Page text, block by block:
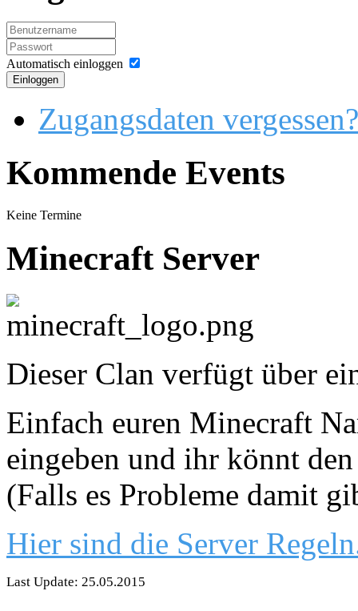
Automatisch einloggen
Einloggen
Zugangsdaten vergessen?
Kommende Events
Keine Termine
Minecraft Server
Dieser Clan verfügt über
Einfach euren Minecraft
eingeben und ihr könnt
(Falls es Probleme damit
Hier sind die Server
Last Update: 25.05.2015